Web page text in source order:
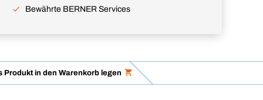
Bewährte BERNER Services
Produkt in den Warenkorb legen